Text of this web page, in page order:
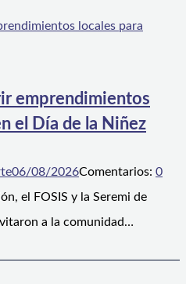
emprendimientos
el Día de la Niñez
06/08/2026Comentarios: 0
el FOSIS y la Seremi de
a la comunidad…